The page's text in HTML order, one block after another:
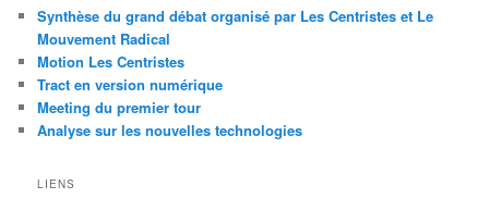
Synthèse du grand débat organisé par Les Centristes et Le
Mouvement Radical
Motion Les Centristes
Tract en version numérique
Meeting du premier tour
Analyse sur les nouvelles technologies
LIENS